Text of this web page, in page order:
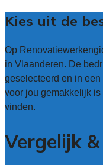
Kies uit de
Op
in Vlaanderen. De
geselecteerd en in
voor jou gemakkelijk
vinden.
Vergelijk